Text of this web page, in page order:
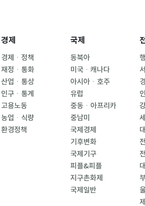
경제
경제ㆍ정책
재정ㆍ통화
산업ㆍ통상
인구ㆍ통계
고용노동
농업ㆍ식량
환경정책
국제
동북아
미국ㆍ캐나다
아시아ㆍ호주
유럽
중동ㆍ아프리카
중남미
국제경제
기후변화
국제기구
피플&피플
지구촌화제
국제일반